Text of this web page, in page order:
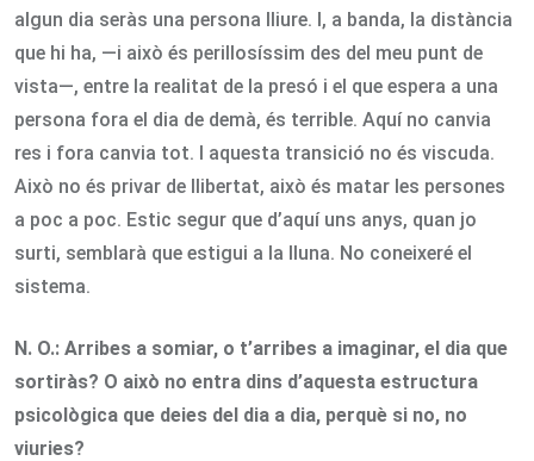
algun dia seràs una persona lliure. I, a banda, la distància
que hi ha, —i això és perillosíssim des del meu punt de
vista—, entre la realitat de la presó i el que espera a una
persona fora el dia de demà, és terrible. Aquí no canvia
res i fora canvia tot. I aquesta transició no és viscuda.
Això no és privar de llibertat, això és matar les persones
a poc a poc. Estic segur que d’aquí uns anys, quan jo
surti, semblarà que estigui a la lluna. No coneixeré el
sistema.
N. O.: Arribes a somiar, o t’arribes a imaginar, el dia que
sortiràs? O això no entra dins d’aquesta estructura
psicològica que deies del dia a dia, perquè si no, no
viuries?